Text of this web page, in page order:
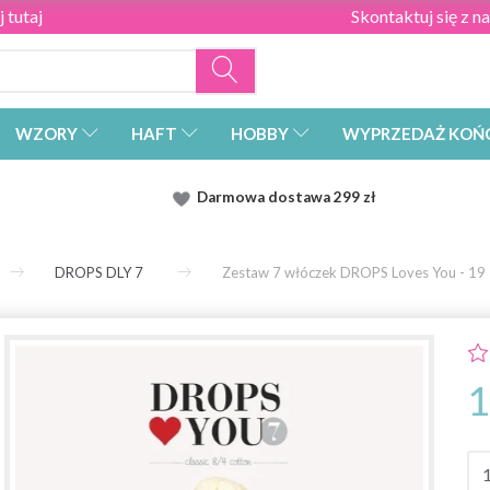
tutaj Skontaktuj się z
WZORY HAFT HOBBY WYPRZEDAŻ
Darmowa dostawa299 zł
DROPS DLY 7 Zestaw 7 włóczek DROPS Loves You - 19